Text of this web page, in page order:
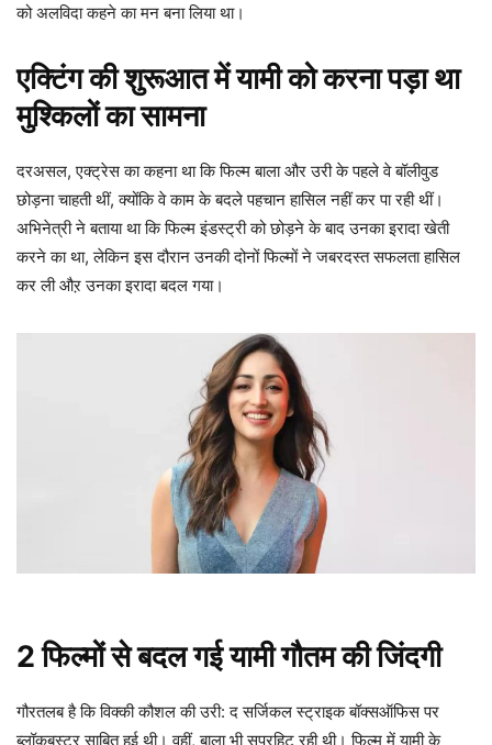
को अलविदा कहने का मन बना लिया था।
एक्टिंग की शुरूआत में यामी को करना पड़ा था
मुश्किलों का सामना
दरअसल, एक्ट्रेस का कहना था कि फिल्म बाला और उरी के पहले वे बॉलीवुड
छोड़ना चाहती थीं, क्योंकि वे काम के बदले पहचान हासिल नहीं कर पा रही थीं।
अभिनेत्री ने बताया था कि फिल्म इंडस्ट्री को छोड़ने के बाद उनका इरादा खेती
करने का था, लेकिन इस दौरान उनकी दोनों फिल्मों ने जबरदस्त सफलता हासिल
कर ली औऱ उनका इरादा बदल गया।
2 फिल्मों से बदल गई यामी गौतम की जिंदगी
गौरतलब है कि विक्की कौशल की उरी: द सर्जिकल स्ट्राइक बॉक्सऑफिस पर
ब्लॉकबस्टर साबित हुई थी। वहीं, बाला भी सुपरहिट रही थी। फिल्म में यामी के